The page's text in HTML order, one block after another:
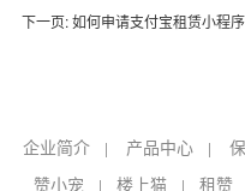
下一页:如何申请支付宝租赁小程序
企业简介 | 产品中心 |
赞小宠 | 楼上猫| 租赞